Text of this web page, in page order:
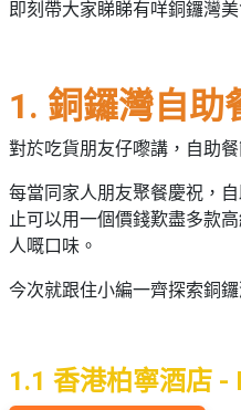
訂
場
地
佈
置
用
即
煮
司
活
動
婚
禮
親
知
件
時
間
器
情
心
單
聯
絡
們
關
於
我
#
婚
#
週
末
去
場
即刻帶大家睇睇有咩銅鑼灣美
1. 銅鑼灣自助
對於吃貨朋友仔嚟講，自助餐
每當同家人朋友聚餐慶祝，
止可以用一個價錢歎盡多款
人嘅口味。
今次就跟住小編一齊探索銅
1.1 香港柏寧酒店 -